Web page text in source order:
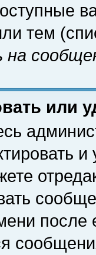
тем
на
или
и